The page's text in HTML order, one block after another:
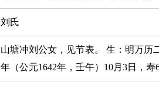
刘氏
山塘冲刘公女，见节表。 生：明万历
年（公元1642年，壬午）10月3日，